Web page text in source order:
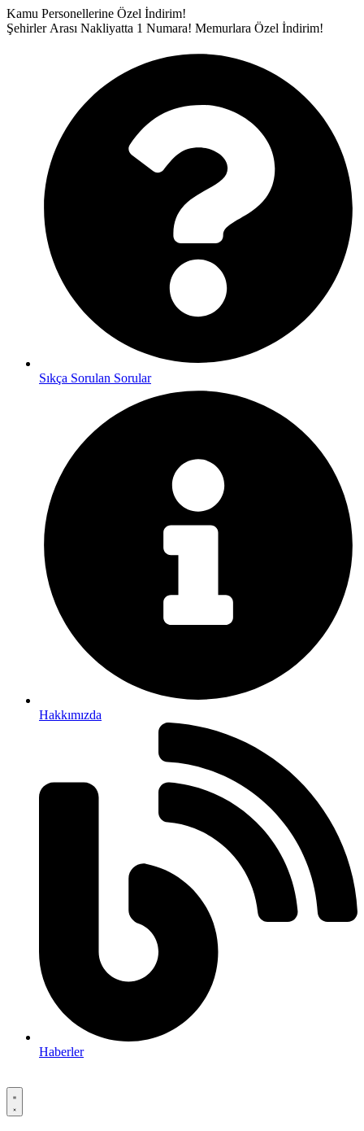
İçeriğe
atla
Kamu Personellerine Özel İndirim!
Şehirler Arası Nakliyatta 1 Numara! Memurlara Özel İndirim!
Sıkça Sorulan Sorular
Hakkımızda
Haberler